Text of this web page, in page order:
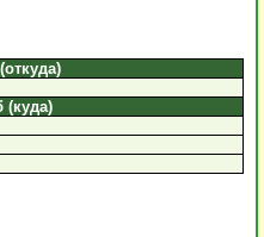
(куда)